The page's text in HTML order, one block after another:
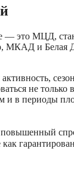
— это МЦД,
МКАД и Белая
не только в
и в периоды
повышенный
как